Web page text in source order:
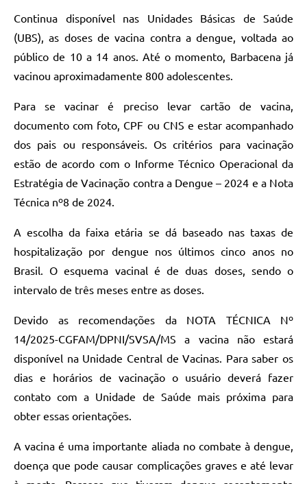
Plano Diretor e Mobilidade Urbana
3º Jornada Empreendedora BQ
Festival Gastronômico
Plano Municipal de Saneamento Básico
Regularização de bairros
Legislação
Telefones Úteis
Transparência
Continua disponível nas Unidades Básicas de Saúde
(UBS), as doses de vacina contra a dengue, voltada ao
público de 10 a 14 anos. Até o momento, Barbacena já
vacinou aproximadamente 800 adolescentes.
Para se vacinar é preciso levar cartão de vacina,
documento com foto, CPF ou CNS e estar acompanhado
dos pais ou responsáveis. Os critérios para vacinação
estão de acordo com o Informe Técnico Operacional da
Estratégia de Vacinação contra a Dengue – 2024 e a Nota
Técnica nº8 de 2024.
A escolha da faixa etária se dá baseado nas taxas de
hospitalização por dengue nos últimos cinco anos no
Brasil. O esquema vacinal é de duas doses, sendo o
intervalo de três meses entre as doses.
Devido as recomendações da NOTA TÉCNICA Nº
14/2025-CGFAM/DPNI/SVSA/MS a vacina não estará
disponível na Unidade Central de Vacinas. Para saber os
dias e horários de vacinação o usuário deverá fazer
contato com a Unidade de Saúde mais próxima para
obter essas orientações.
A vacina é uma importante aliada no combate à dengue,
doença que pode causar complicações graves e até levar